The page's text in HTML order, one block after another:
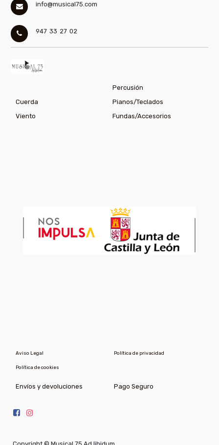
info@musical75.com
947 33 27 02
Percusión
Cuerda
Pianos/Teclados
Viento
Fundas/Accesorios
Aviso Legal Política de privacidad
Política de cookies
Envíos y devoluciones Pago Seguro